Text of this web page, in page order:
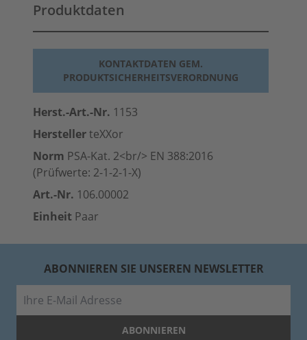
Produktdaten
KONTAKTDATEN GEM.
PRODUKTSICHERHEITSVERORDNUNG
Herst.-Art.-Nr. 1153
HerstellerteXXor
Norm PSA-Kat. 2<br/> EN 388:2016
(Prüfwerte: 2-1-2-1-X)
Art.-Nr. 106.00002
Einheit Paar
ABONNIEREN SIE UNSEREN NEWSLETTER
ABONNIEREN